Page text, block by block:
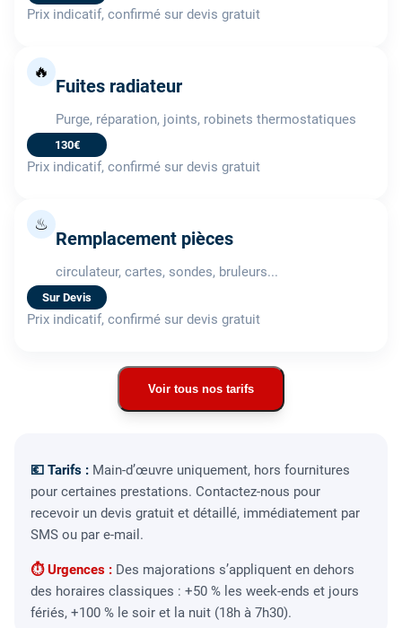
Prix indicatif, confirmé sur devis gratuit
🔥
Fuites radiateur
Purge, réparation, joints, robinets thermostatiques
130€
Prix indicatif, confirmé sur devis gratuit
♨
Remplacement pièces
circulateur, cartes, sondes, bruleurs...
Sur Devis
Prix indicatif, confirmé sur devis gratuit
Voir tous nos tarifs
💶 Tarifs : Main-d’œuvre uniquement, hors fournitures
pour certaines prestations. Contactez-nous pour
recevoir un devis gratuit et détaillé, immédiatement par
SMS ou par e-mail.
⏱ Urgences : Des majorations s’appliquent en dehors
des horaires classiques : +50 % les week-ends et jours
fériés, +100 % le soir et la nuit (18h à 7h30).